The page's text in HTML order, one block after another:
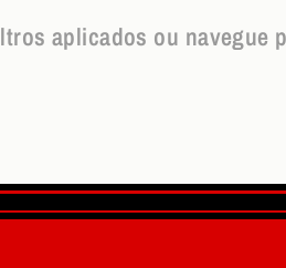
aplicados ou navegue